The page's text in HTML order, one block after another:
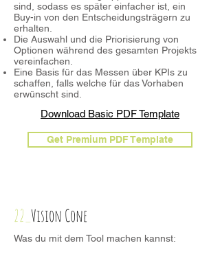
sind, sodass es später einfacher ist, ein
Buy-in von den Entscheidungsträgern zu
erhalten.
Die Auswahl und die Priorisierung von
Optionen während des gesamten Projekts
vereinfachen.
Eine Basis für das Messen über KPIs zu
schaffen, falls welche für das Vorhaben
erwünscht sind.
Download Basic PDF Template
Get Premium PDF Template
22_ Vision Cone
Was du mit dem Tool machen kannst: